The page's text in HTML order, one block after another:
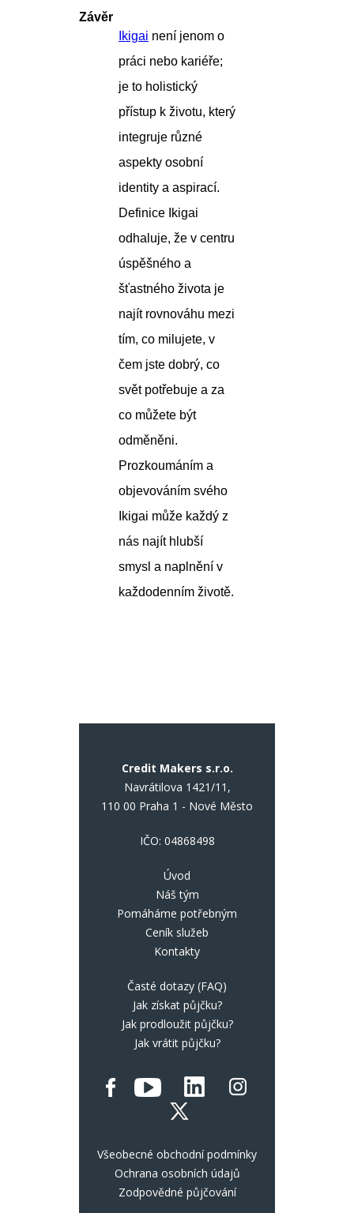
Závěr
Ikigai není jenom o
práci nebo kariéře;
je to holistický
přístup k životu, který
integruje různé
aspekty osobní
identity a aspirací.
Definice Ikigai
odhaluje, že v centru
úspěšného a
šťastného života je
najít rovnováhu mezi
tím, co milujete, v
čem jste dobrý, co
svět potřebuje a za
co můžete být
odměněni.
Prozkoumáním a
objevováním svého
Ikigai může každý z
nás najít hlubší
smysl a naplnění v
každodenním životě.
Credit Makers s.r.o.
Navrátilova 1421/11,
110 00 Praha 1 - Nové Město
IČO: 04868498
Úvod
Náš tým
Pomáháme potřebným
Ceník služeb
Kontakty
Časté dotazy (FAQ)
Jak získat půjčku?
Jak prodloužit půjčku?
Jak vrátit půjčku?
Všeobecné obchodní podmínky
Ochrana osobních údajů
Zodpovědné půjčování